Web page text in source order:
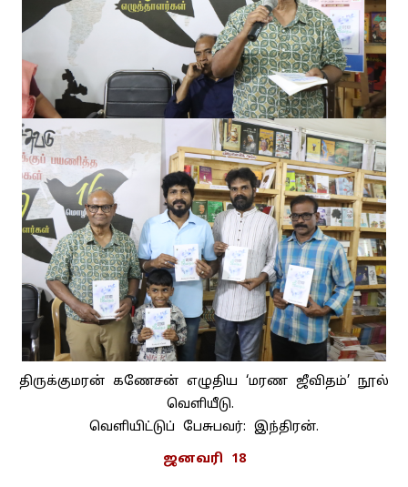
திருக்குமரன் கணேசன் எழுதிய ‘மரண ஜீவிதம்’ நூல்
வெளியீடு.
வெளியிட்டுப் பேசுபவர்: இந்திரன்.
ஜனவரி 18